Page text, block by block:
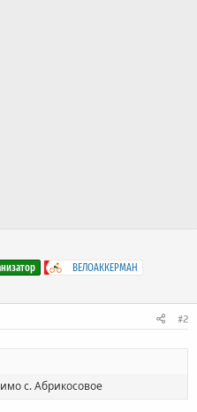
ВЕЛОАККЕРМАН
#2
с. Абрикосовое